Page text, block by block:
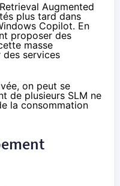
Augmented
plus tard dans
Copilot. En
proposer des
masse
des services
on peut se
de plusieurs SLM ne
la consommation